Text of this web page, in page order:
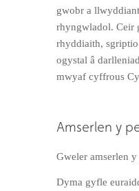
gwobr a
rhyngwladol. Ceir
rhyddiaith,
ogystal â
mwyaf cyffrous
Amserlen y
Gweler amserlen
Dyma gyfle